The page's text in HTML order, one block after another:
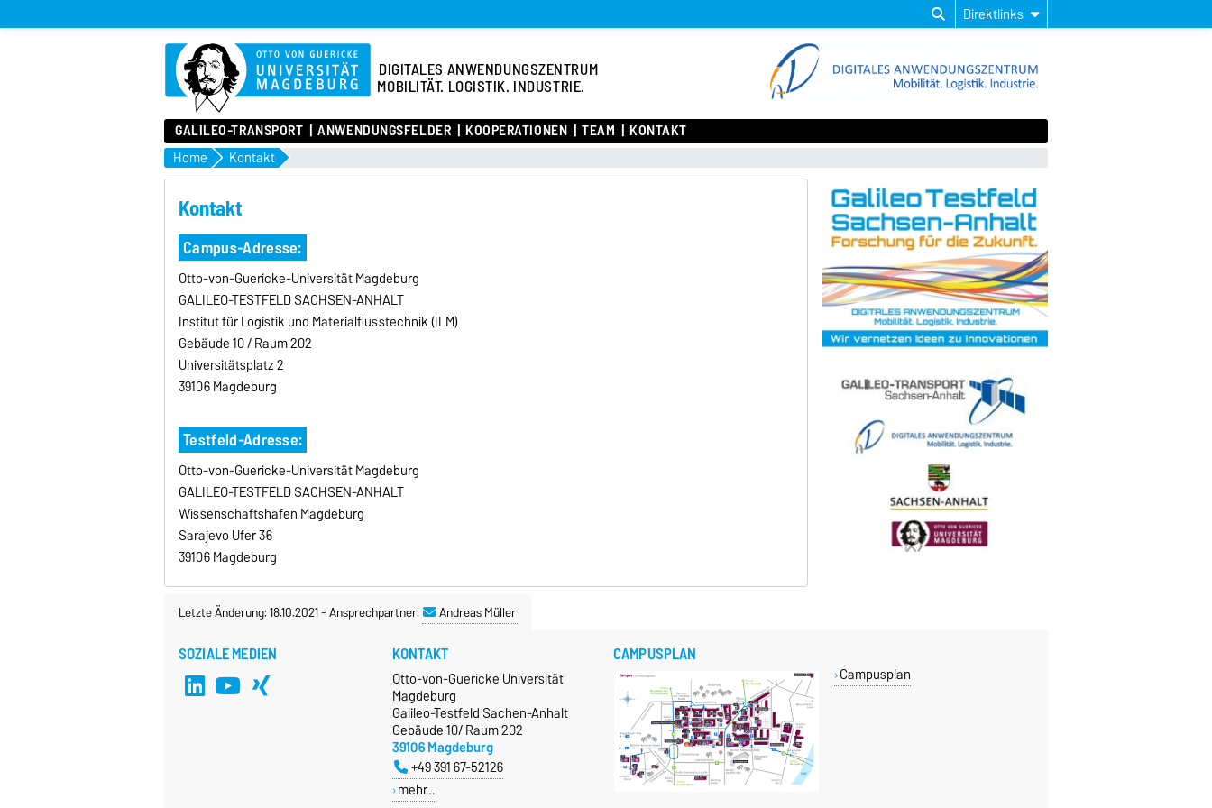
Direktlinks
DIGITALES ANWENDUNGSZENTRUM
MOBILITÄT. LOGISTIK. INDUSTRIE.
GALILEO-TRANSPORT ANWENDUNGSFELDER KOOPERATIONEN TEAM KONTAKT
Home Kontakt
Kontakt
Campus-Adresse:
Otto-von-Guericke-Universität Magdeburg
GALILEO-TESTFELD SACHSEN-ANHALT
Institut für Logistik und Materialflusstechnik (ILM)
Gebäude 10 / Raum 202
Universitätsplatz 2
39106 Magdeburg
Testfeld-Adresse:
Otto-von-Guericke-Universität Magdeburg
GALILEO-TESTFELD SACHSEN-ANHALT
Wissenschaftshafen Magdeburg
Sarajevo Ufer 36
39106 Magdeburg
Letzte Änderung: 18.10.2021-Ansprechpartner: Andreas Müller
SOZIALE MEDIEN KONTAKT
Otto-von-Guericke Universität
Magdeburg
Galileo-Testfeld Sachen-Anhalt
Gebäude 10/ Raum 202
39106 Magdeburg
+49 391 67-52126
mehr…
CAMPUSPLAN
Campusplan